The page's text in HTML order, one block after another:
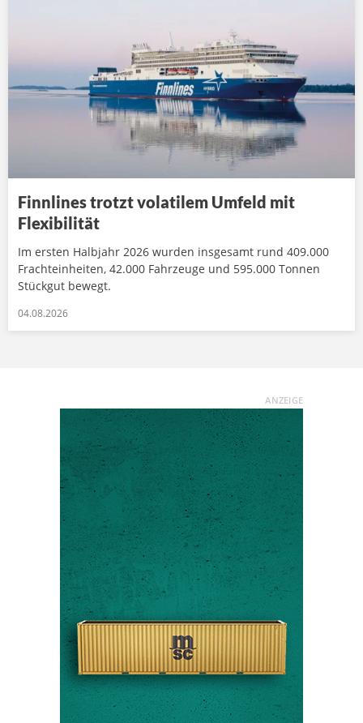
Finnlines trotzt volatilem Umfeld mit
Flexibilität
Im ersten Halbjahr 2026 wurden insgesamt rund 409.000
Frachteinheiten, 42.000 Fahrzeuge und 595.000 Tonnen
Stückgut bewegt.
04.08.2026
ANZEIGE